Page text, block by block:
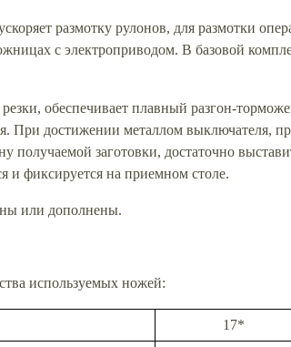
размотку рулонов, для размотки
с электроприводом. В базовой
резки, обеспечивает плавный разгон-
При достижении металлом выключателя,
получаемой заготовки, достаточно
и фиксируется на приемном столе.
или дополнены.
используемых ножей:
17*